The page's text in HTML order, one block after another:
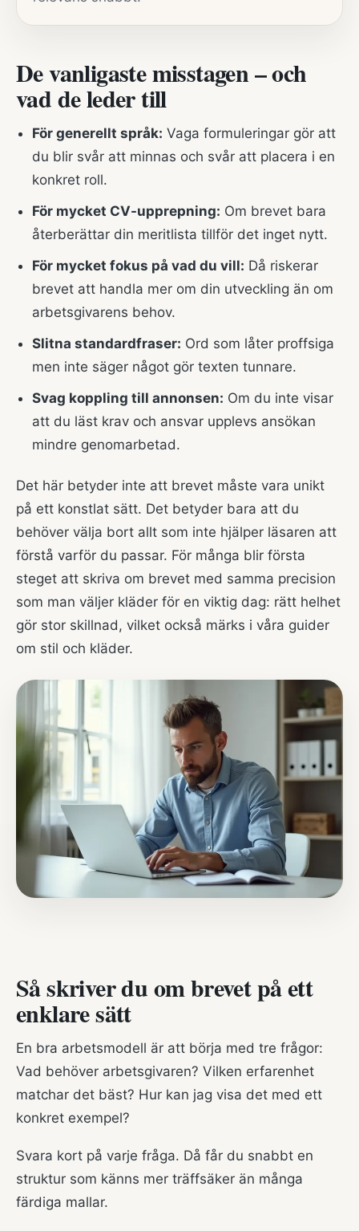
De vanligaste misstagen – och
vad de leder till
För generellt språk: Vaga formuleringar gör att
du blir svår att minnas och svår att placera i en
konkret roll.
För mycket CV-upprepning: Om brevet bara
återberättar din meritlista tillför det inget nytt.
För mycket fokus på vad du vill: Då riskerar
brevet att handla mer om din utveckling än om
arbetsgivarens behov.
Slitna standardfraser: Ord som låter proffsiga
men inte säger något gör texten tunnare.
Svag koppling till annonsen: Om du inte visar
att du läst krav och ansvar upplevs ansökan
mindre genomarbetad.
Det här betyder inte att brevet måste vara unikt
på ett konstlat sätt. Det betyder bara att du
behöver välja bort allt som inte hjälper läsaren att
förstå varför du passar. För många blir första
steget att skriva om brevet med samma precision
som man väljer kläder för en viktig dag: rätt helhet
gör stor skillnad, vilket också märks i våra guider
om stil och kläder.
Så skriver du om brevet på ett
enklare sätt
En bra arbetsmodell är att börja med tre frågor:
Vad behöver arbetsgivaren? Vilken erfarenhet
matchar det bäst? Hur kan jag visa det med ett
konkret exempel?
Svara kort på varje fråga. Då får du snabbt en
struktur som känns mer träffsäker än många
färdiga mallar.